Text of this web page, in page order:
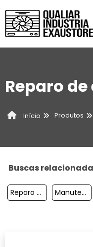
Reparo
Início Produtos
Buscas
Reparo De Exaustor Preço Manutenção De Exaustor Preço